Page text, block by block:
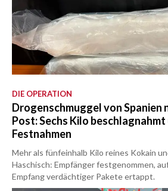
DIE OPERATION
Drogenschmuggel von Spanien
Post: Sechs Kilo
Festnahmen
Mehr als fünfeinhalb Kilo reines Kokain
Haschisch: Empfänger festgenommen,
Empfang verdächtiger Pakete ertappt.